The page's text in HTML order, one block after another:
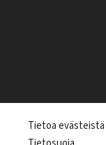
Tietoa evästeistä